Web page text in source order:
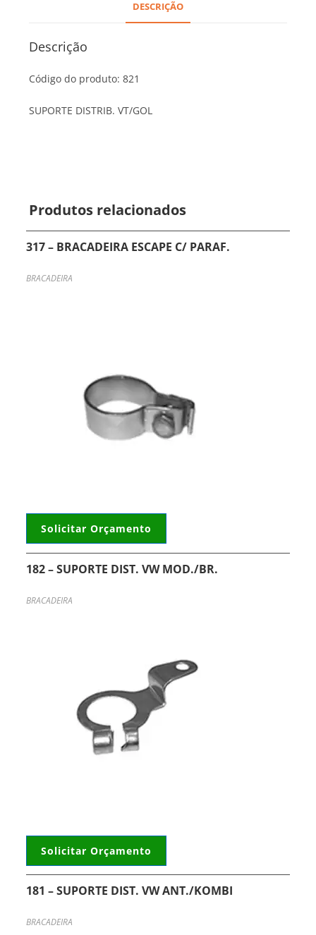
DESCRIÇÃO
Descrição
Código do produto: 821
SUPORTE DISTRIB. VT/GOL
Produtos relacionados
317 – BRACADEIRA ESCAPE C/ PARAF.
BRACADEIRA
Solicitar Orçamento
182 – SUPORTE DIST. VW MOD./BR.
BRACADEIRA
Solicitar Orçamento
181 – SUPORTE DIST. VW ANT./KOMBI
BRACADEIRA